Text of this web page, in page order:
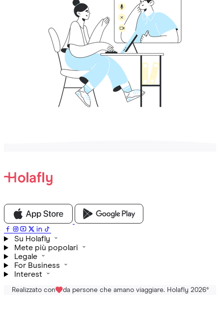
Su Holafly
Mete più popolari
Legale
For Business
Interest
Realizzato con da persone che amano viaggiare. Holafly 2026®